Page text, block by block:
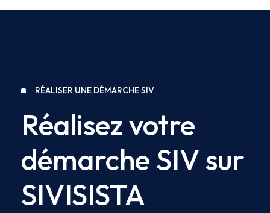
RÉALISER UNE DÉMARCHE SIV
Réalisez votre
démarche SIV sur
SIVISISTA